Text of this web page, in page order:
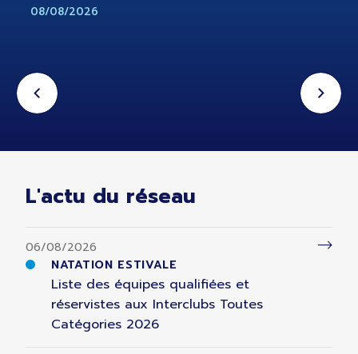
08/08/2026
L'actu du réseau
06/08/2026
NATATION ESTIVALE
Liste des équipes qualifiées et
réservistes aux Interclubs Toutes
Catégories 2026